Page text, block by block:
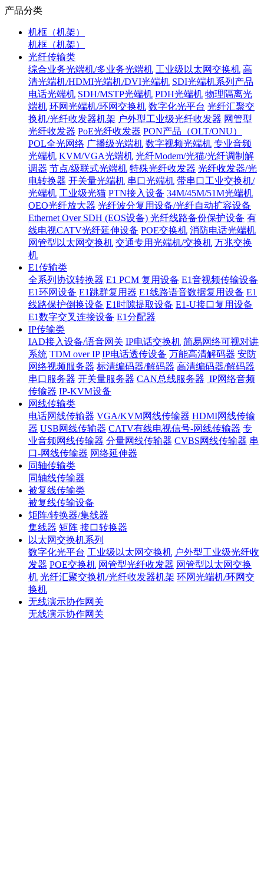
产品分类
机框（机架）
机框（机架）
光纤传输类
综合业务光端机/多业务光端机 工业级以太网交换机 高
清光端机/HDMI光端机/DVI光端机 SDI光端机系列产品
电话光端机 SDH/MSTP光端机 PDH光端机 物理隔离光
端机 环网光端机/环网交换机 数字化光平台 光纤汇聚交
换机/光纤收发器机架 户外型工业级光纤收发器 网管型
光纤收发器 PoE光纤收发器 PON产品（OLT/ONU）
POL全光网络 广播级光端机 数字视频光端机 专业音频
光端机 KVM/VGA光端机 光纤Modem/光猫/光纤调制解
调器 节点/级联式光端机 特殊光纤收发器 光纤收发器/光
电转换器 开关量光端机 串口光端机 带串口工业交换机/
光端机 工业级光猫 PTN接入设备 34M/45M/51M光端机
OEO光纤放大器 光纤波分复用设备/光纤自动扩容设备
Ethernet Over SDH (EOS设备) 光纤线路备份保护设备 有
线电视CATV光纤延伸设备 POE交换机 消防电话光端机
网管型以太网交换机 交通专用光端机/交换机 万兆交换
机
E1传输类
全系列协议转换器 E1 PCM 复用设备 E1音视频传输设备
E1环网设备 E1跳群复用器 E1线路语音数据复用设备 E1
线路保护倒换设备 E1时隙提取设备 E1-U接口复用设备
E1数字交叉连接设备 E1分配器
IP传输类
IAD接入设备/语音网关 IP电话交换机 简易网络可视对讲
系统 TDM over IP IP电话透传设备 万能高清解码器 安防
网络视频服务器 标清编码器/解码器 高清编码器/解码器
串口服务器 开关量服务器 CAN总线服务器 IP网络音频
传输器 IP-KVM设备
网线传输类
电话网线传输器 VGA/KVM网线传输器 HDMI网线传输
器 USB网线传输器 CATV有线电视信号-网线传输器 专
业音频网线传输器 分量网线传输器 CVBS网线传输器 串
口-网线传输器 网络延伸器
同轴传输类
同轴线传输器
被复线传输类
被复线传输设备
矩阵/转换器/集线器
集线器 矩阵 接口转换器
以太网交换机系列
数字化光平台 工业级以太网交换机 户外型工业级光纤收
发器 POE交换机 网管型光纤收发器 网管型以太网交换
机 光纤汇聚交换机/光纤收发器机架 环网光端机/环网交
换机
无线演示协作网关
无线演示协作网关